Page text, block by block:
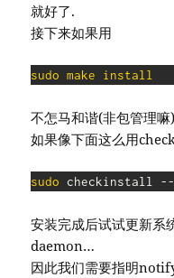
就好了.
接下来如果用
sudo make install
不怎马和谐(非包管理嘛)
如果像下面这么用
sudo checkinstall --
安装完成后试试更新
daemon…
因此我们需要指明